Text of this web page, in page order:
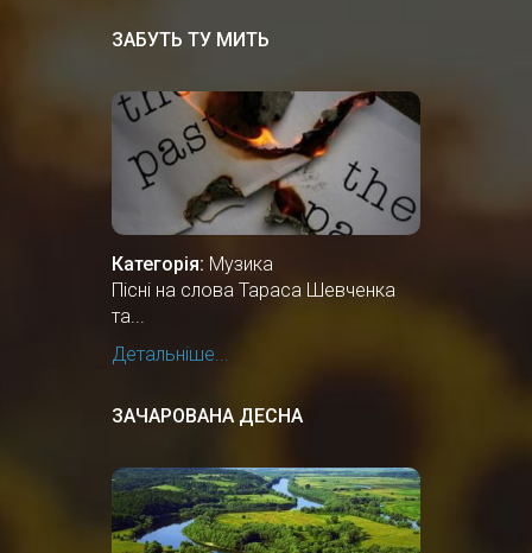
ЗАБУТЬ ТУ МИТЬ
Категорія: Музика
Пісні на слова Тараса Шевченка
та...
Детальніше...
ЗАЧАРОВАНА ДЕСНА